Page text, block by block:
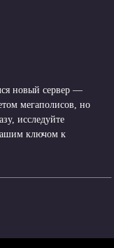
новый сервер —
мегаполисов, но
исследуйте
ключом к